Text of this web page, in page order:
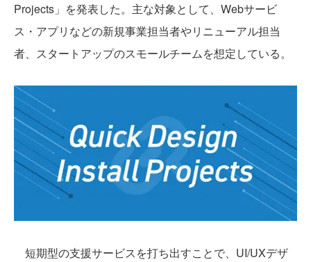
Projects」を発表した。主な対象として、Webサービ
ス・アプリなどの新規事業担当者やリニューアル担当
者、スタートアップのスモールチームを想定している。
短期型の支援サービスを打ち出すことで、UI/UXデザ